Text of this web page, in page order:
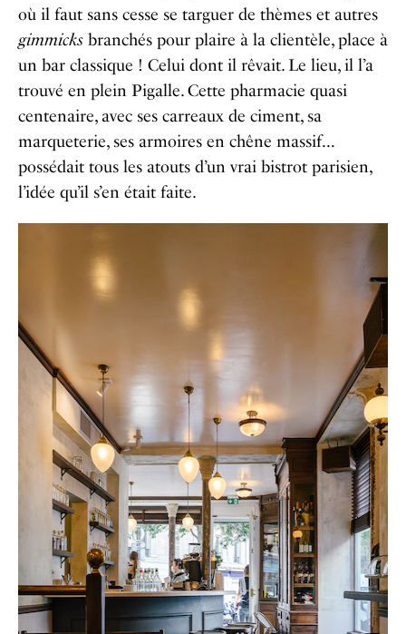
où il faut sans cesse se targuer de thèmes et autres
gimmicks branchés pour plaire à la clientèle, place à
un bar classique ! Celui dont il rêvait. Le lieu, il l’a
trouvé en plein Pigalle. Cette pharmacie quasi
centenaire, avec ses carreaux de ciment, sa
marqueterie, ses armoires en chêne massif…
possédait tous les atouts d’un vrai bistrot parisien,
l’idée qu’il s’en était faite.